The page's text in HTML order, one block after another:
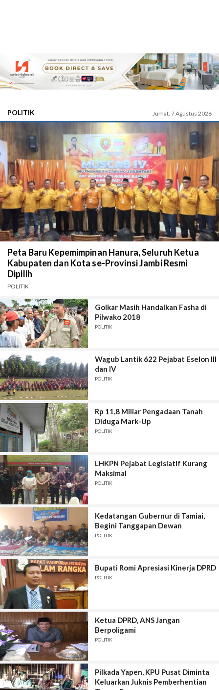
POLITIK Jumat, 7 Agustus 2026
Peta Baru Kepemimpinan Hanura, Seluruh Ketua
Kabupaten dan Kota se-Provinsi Jambi Resmi
Dipilih
POLITIK
Golkar Masih Handalkan Fasha di
Pilwako 2018
POLITIK
Wagub Lantik 622 Pejabat Eselon III
dan IV
POLITIK
Rp 11,8 Miliar Pengadaan Tanah
Diduga Mark-Up
POLITIK
LHKPN Pejabat Legislatif Kurang
Maksimal
POLITIK
Kedatangan Gubernur di Tamiai,
Begini Tanggapan Dewan
POLITIK
Bupati Romi Apresiasi Kinerja DPRD
POLITIK
Ketua DPRD, ANS Jangan
Berpoligami
POLITIK
Pilkada Yapen, KPU Pusat Diminta
Keluarkan Juknis Pemberhentian